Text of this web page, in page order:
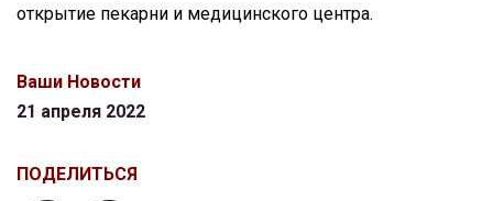
открытие пекарни и медицинского центра.
Ваши Новости
21 апреля 2022
ПОДЕЛИТЬСЯ